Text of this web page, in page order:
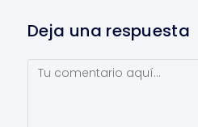
Deja una respuesta